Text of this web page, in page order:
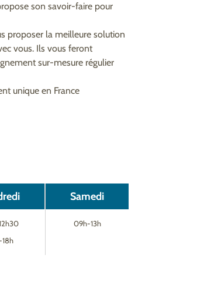
son savoir-faire pour
proposer la meilleure solution
vous. Ils vous feront
sur-mesure régulier
unique en France
18h
Samedi
09h-13h